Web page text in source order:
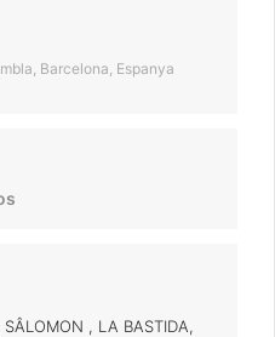
Barcelona, Espanya
, LA BASTIDA,